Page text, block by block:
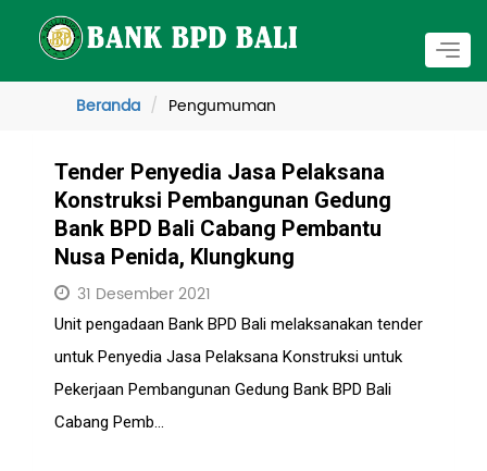
Beranda
Pengumuman
Tender Penyedia Jasa Pelaksana
Konstruksi Pembangunan Gedung
Bank BPD Bali Cabang Pembantu
Nusa Penida, Klungkung
31 Desember 2021
Unit pengadaan Bank BPD Bali melaksanakan tender
untuk Penyedia Jasa Pelaksana Konstruksi untuk
Pekerjaan Pembangunan Gedung Bank BPD Bali
Cabang Pemb...